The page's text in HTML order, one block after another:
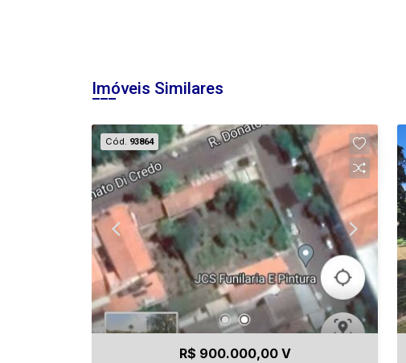
Imóveis Similares
Cód. 93864
R$ 900.000,00 V